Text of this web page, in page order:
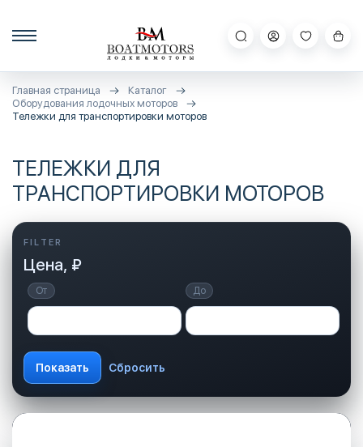
Главная страница
Каталог
Оборудования лодочных моторов
Тележки для транспортировки моторов
ТЕЛЕЖКИ ДЛЯ
ТРАНСПОРТИРОВКИ МОТОРОВ
Цена, ₽
От До